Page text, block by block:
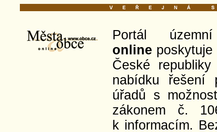
Portál
online
České
nabídku řešení
úřadů s
zákonem č.
k informacím.